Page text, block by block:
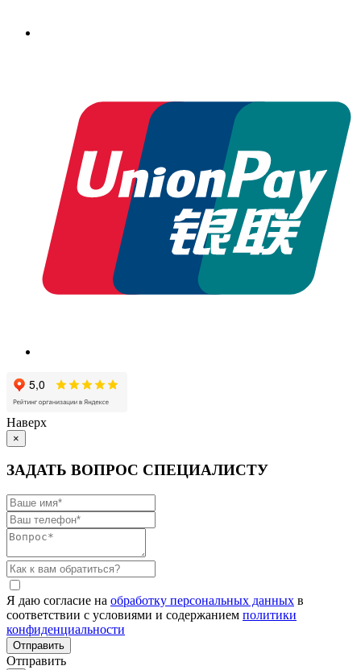
Наверх
×
ЗАДАТЬ ВОПРОС СПЕЦИАЛИСТУ
Я даю согласие на обработку персональных данных в
соответствии с условиями и содержанием политики
конфиденциальности
Отправить